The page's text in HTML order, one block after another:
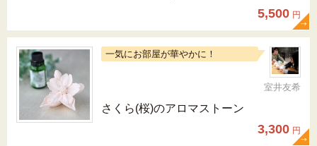
5,500 円
一気にお部屋が華やかに！
室井友希
さくら(桜)のアロマストーン
3,300 円